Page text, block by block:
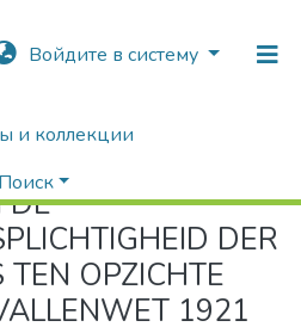
Войдите в систему
и коллекции
Поиск
DE
DER
OPZICHTE
1921